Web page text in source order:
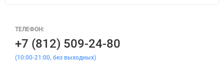
ТЕЛЕФОН:
+7 (812) 509-24-80
(10:00-21:00, без выходных)